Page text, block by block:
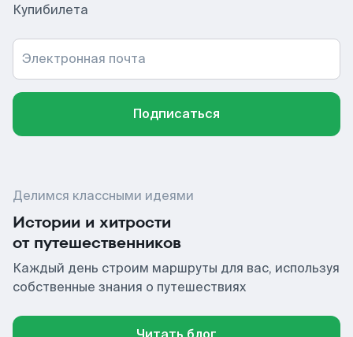
Купибилета
Электронная почта
Подписаться
Делимся классными идеями
Истории и хитрости
от путешественников
Каждый день строим маршруты для вас, используя
собственные знания о путешествиях